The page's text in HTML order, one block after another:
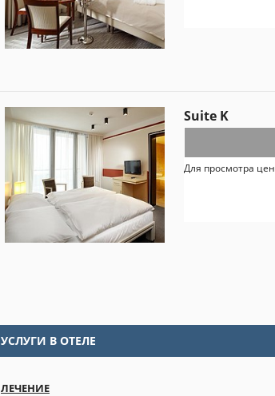
Suite K
Для просмотра цен
УСЛУГИ В ОТЕЛЕ
ЛЕЧЕНИЕ